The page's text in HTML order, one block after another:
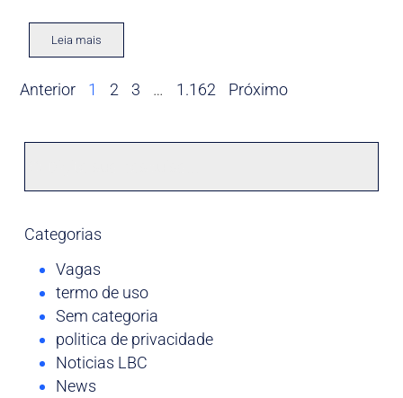
Leia mais
Anterior 1 2 3 … 1.162 Próximo
Categorias
Vagas
termo de uso
Sem categoria
politica de privacidade
Noticias LBC
News